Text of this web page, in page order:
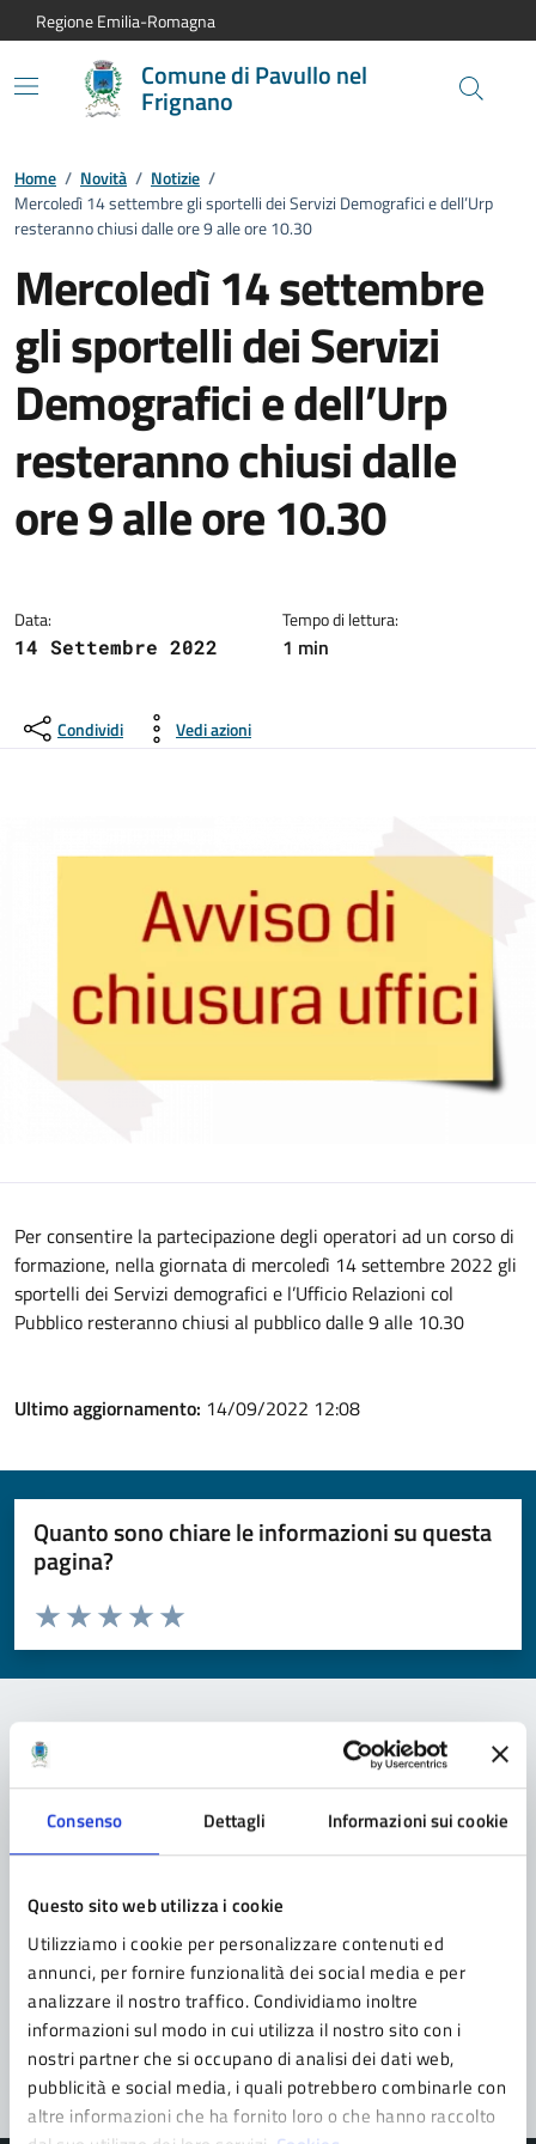
Consenso Dettagli Informazioni sui cookie
Questo sito web utilizza i cookie
Utilizziamo i cookie per personalizzare contenuti ed
annunci, per fornire funzionalità dei social media e per
analizzare il nostro traffico. Condividiamo inoltre
informazioni sul modo in cui utilizza il nostro sito con i
nostri partner che si occupano di analisi dei dati web,
pubblicità e social media, i quali potrebbero combinarle con
altre informazioni che ha fornito loro o che hanno raccolto
Vai al contenuto principale
Vai alla navigazione del sito
Vai al piede di pagina
Regione Emilia-Romagna
Comune di Pavullo nel
Frignano
Home / Novità / Notizie /
Mercoledì 14 settembre gli sportelli dei Servizi Demografici e dell’Urp
resteranno chiusi dalle ore 9 alle ore 10.30
Mercoledì 14 settembre
gli sportelli dei Servizi
Demografici e dell’Urp
resteranno chiusi dalle
ore 9 alle ore 10.30
Data:
14 Settembre 2022
Tempo di lettura:
1 min
Condividi Vedi azioni
Per consentire la partecipazione degli operatori ad un corso di
formazione, nella giornata di mercoledì 14 settembre 2022 gli
sportelli dei Servizi demografici e l’Ufficio Relazioni col
Pubblico resteranno chiusi al pubblico dalle 9 alle 10.30
Ultimo aggiornamento: 14/09/2022 12:08
Quanto sono chiare le informazioni su questa
pagina?
Valuta da 1 a 5 stelle la pagina
Valuta 5 stelle su 5
Valuta 4 stelle su 5
Valuta 3 stelle su 5
Valuta 2 stelle su 5
Valuta 1 stelle su 5
Contatta il comune
Leggi le domande frequenti
Problemi in città
Segnala disservizio